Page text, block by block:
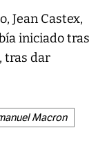
Jean Castex,
iniciado tras
tras dar
Macron